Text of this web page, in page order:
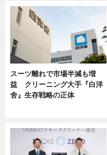
スーツ離れで市場半減も増
益 クリーニング大手『白洋
舍』生存戦略の正体